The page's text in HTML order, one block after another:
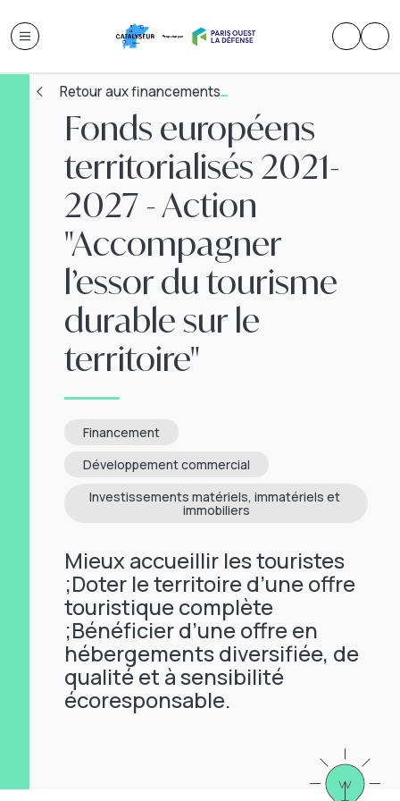
Retour aux financements
Fonds européens
territorialisés 2021-
2027 - Action
"Accompagner
l’essor du tourisme
durable sur le
territoire"
Financement
Développement commercial
Investissements matériels, immatériels et
immobiliers
Mieux accueillir les touristes
;Doter le territoire d’une offre
touristique complète
;Bénéficier d’une offre en
hébergements diversifiée, de
qualité et à sensibilité
écoresponsable.